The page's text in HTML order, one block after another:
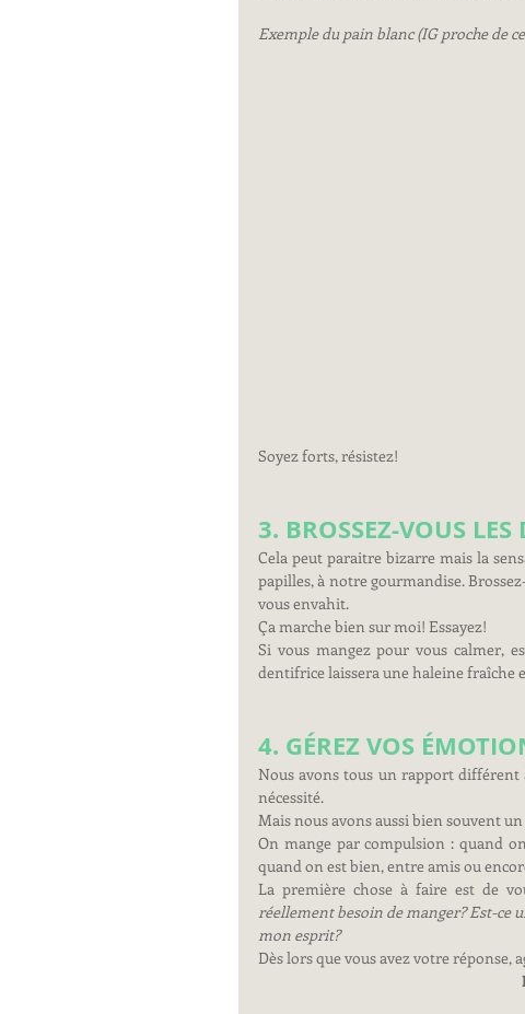
Exemple du pain blanc (IG proche de
Soyez forts, résistez!
3. BROSSEZ-VOUS LES
Cela peut paraitre bizarre mais la
papilles, à notre gourmandise.
vous envahit.
Ça marche bien sur moi! Essayez!
Si vous mangez pour vous calmer,
dentifrice laissera une haleine fraîche
4. GÉREZ VOS
Nous avons tous un rapport
nécessité.
Mais nous avons aussi bien souvent
On mange par compulsion : quand
quand on est bien, entre amis ou
La première chose à faire est de
réellement besoin de manger? Est-ce
mon esprit?
Dès lors que vous avez votre réponse,